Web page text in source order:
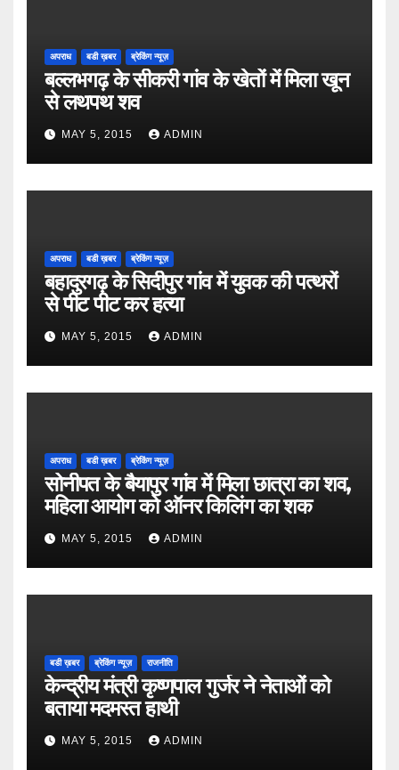
अपराध बडी ख़बर ब्रेकिंग न्यूज़
बल्लभगढ़ के सीकरी गांव के खेतों में मिला खून
से लथपथ शव
MAY 5, 2015 ADMIN
अपराध बडी ख़बर ब्रेकिंग न्यूज़
बहादुरगढ़ के सिदीपुर गांव में युवक की पत्थरों
से पीट पीट कर हत्या
MAY 5, 2015 ADMIN
अपराध बडी ख़बर ब्रेकिंग न्यूज़
सोनीपत के बैयापुर गांव में मिला छात्रा का शव,
महिला आयोग को ऑनर किलिंग का शक
MAY 5, 2015 ADMIN
बडी ख़बर ब्रेकिंग न्यूज़ राजनीति
केन्द्रीय मंत्री कृष्णपाल गुर्जर ने नेताओं को
बताया मदमस्त हाथी
MAY 5, 2015 ADMIN